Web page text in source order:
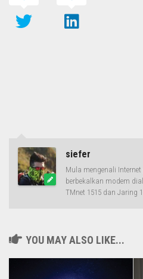
siefer
Mula mengenali
berbekalkan modem
TMnet 1515 dan Jaring
YOU MAY ALSO LIKE...